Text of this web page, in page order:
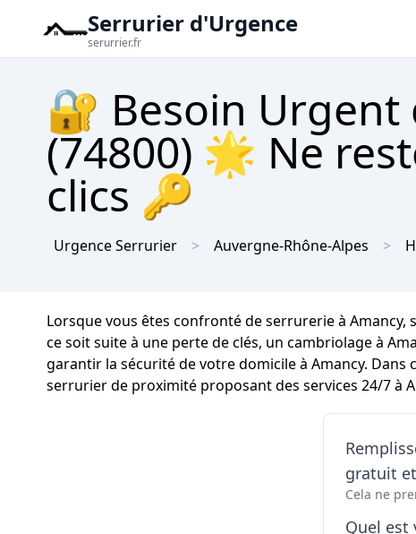
Serrurier d'Urgence
serurrier.fr
🔐 Besoin Urgent
(74800) 🌟 Ne
clics 🔑
Urgence Serrurier Auvergne-Rhône-Alpes
Lorsque vous êtes confronté de serrurerie à Amancy,
ce soit suite à une perte de clés, un cambriolage à
garantir la sécurité de votre domicile à Amancy.
serrurier de proximité proposant des services 24/7 à
gratuit
Cela ne
Quel est